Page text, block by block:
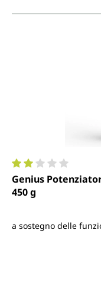
Valutazione media
Genius
450 g
a sostegno delle